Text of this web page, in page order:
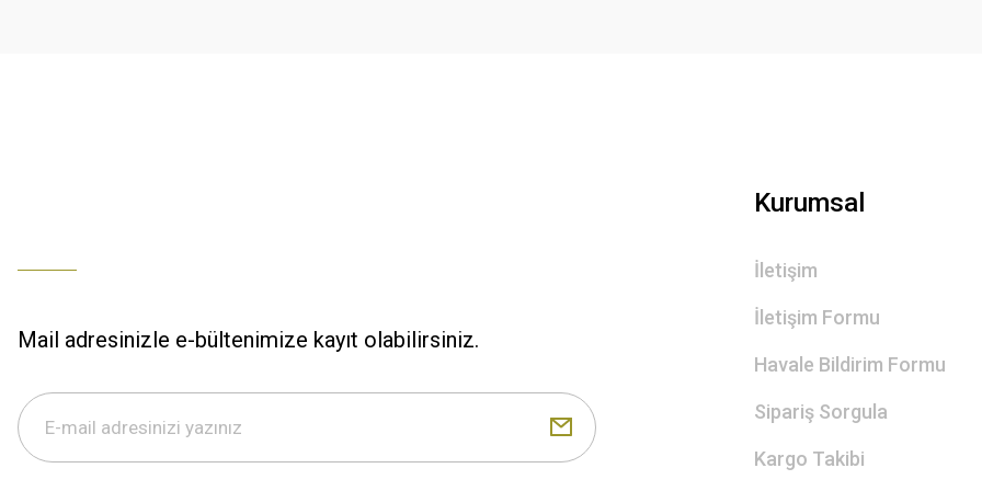
S... M... | 29/12/2025
Mail adresinizle e-bültenimize kayıt olabilirsiniz.
Kurumsal
İletişim
İletişim Formu
Havale Bildirim Formu
Sipariş Sorgula
Kargo Takibi